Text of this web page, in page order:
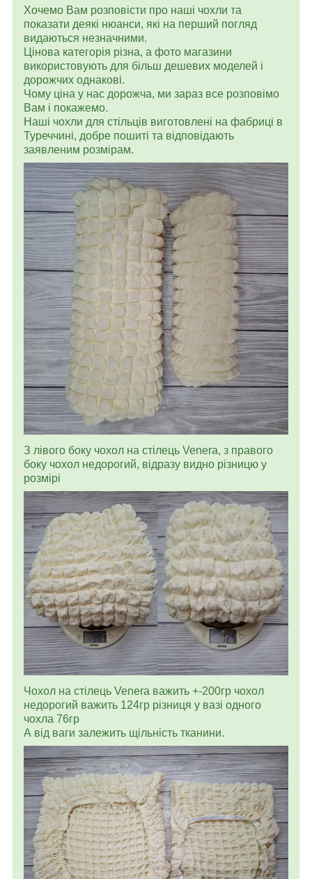
Хочемо Вам розповісти про наші чохли та
показати деякі нюанси, які на перший погляд
видаються незначними.
Цінова категорія різна, а фото магазини
використовують для більш дешевих моделей і
дорожчих однакові.
Чому ціна у нас дорожча, ми зараз все розповімо
Вам і покажемо.
Наші чохли для стільців виготовлені на фабриці в
Туреччині, добре пошиті та відповідають
заявленим розмірам.
З лівого боку чохол на стілець Venera, з правого
боку чохол недорогий, відразу видно різницю у
розмірі
Чохол на стілець Venera важить +-200гр чохол
недорогий важить 124гр різниця у вазі одного
чохла 76гр
А від ваги залежить щільність тканини.